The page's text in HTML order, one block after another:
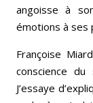
angoisse à
émotions à ses
Françoise
conscience
J’essaye